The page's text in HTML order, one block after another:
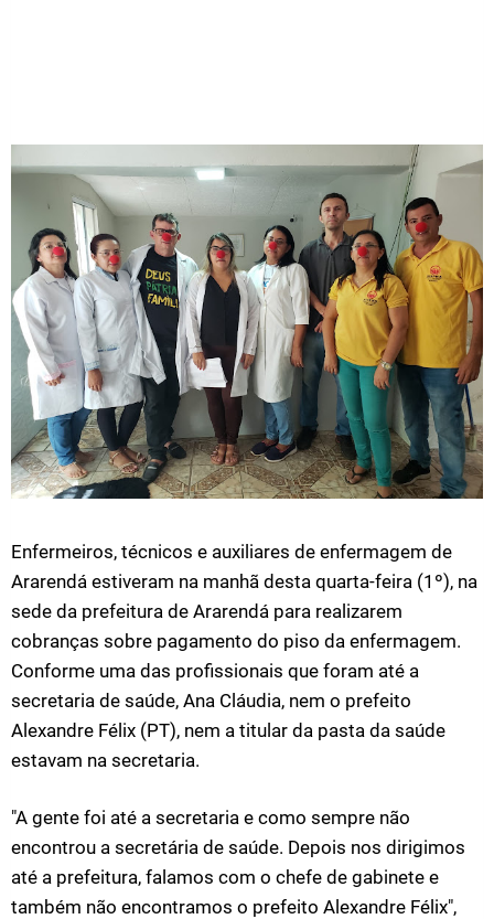
Enfermeiros, técnicos e auxiliares de enfermagem de
Ararendá estiveram na manhã desta quarta-feira (1º), na
sede da prefeitura de Ararendá para realizarem
cobranças sobre pagamento do piso da enfermagem.
Conforme uma das profissionais que foram até a
secretaria de saúde, Ana Cláudia, nem o prefeito
Alexandre Félix (PT), nem a titular da pasta da saúde
estavam na secretaria.
"A gente foi até a secretaria e como sempre não
encontrou a secretária de saúde. Depois nos dirigimos
até a prefeitura, falamos com o chefe de gabinete e
também não encontramos o prefeito Alexandre Félix",